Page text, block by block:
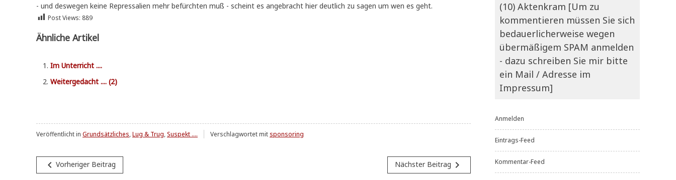
- und des­we­gen kei­ne Repres­sa­li­en mehr befürch­ten muß - scheint es ange­bracht hier deut­lich zu sagen um wen es geht.
Post Views: 889
Ähnliche Artikel
Im Unter­richt ....
Wei­ter­ge­dacht .... (2)
Veröffentlicht in Grundsätzliches,Lug & Trug,Suspekt .... Verschlagwortet mit sponsoring
Beitragsnavigation
navigate_before Vorheriger Beitrag Nächster Beitrag navigate_next
(10) Aktenkram [Um zu
kommentieren müssen Sie sich
bedauerlicherweise wegen
übermäßigem SPAM anmelden
- dazu schreiben Sie mir bitte
ein Mail / Adresse im
Impressum]
Anmelden
Eintrags-Feed
Kommentar-Feed